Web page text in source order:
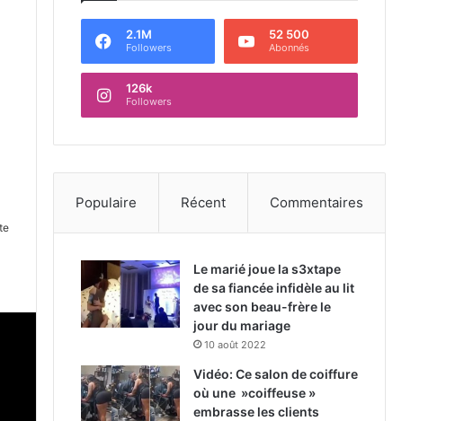
2.1M
Followers
52 500
Abonnés
126k
Followers
Populaire Récent Commentaires
Le marié joue la s3xtape
de sa fiancée infidèle au lit
avec son beau-frère le
jour du mariage
10 août 2022
Vidéo: Ce salon de coiffure
où une »coiffeuse »
embrasse les clients